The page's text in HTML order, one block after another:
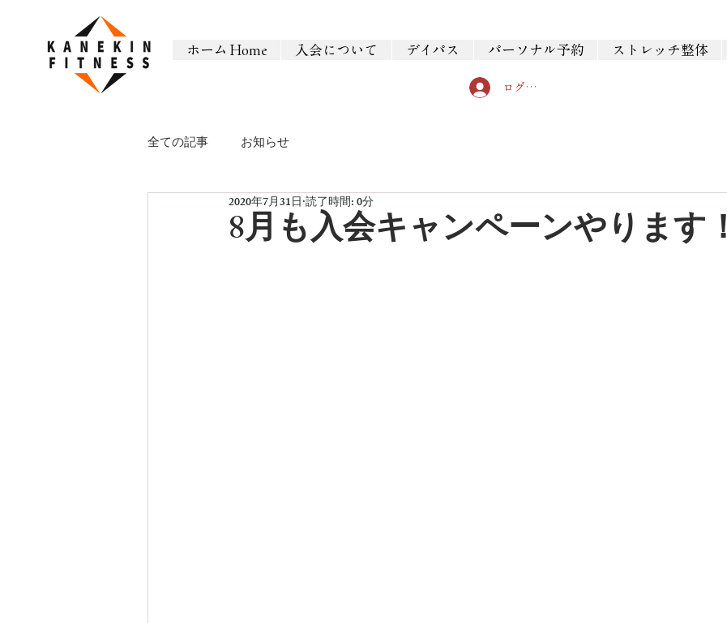
ホーム Home 入会について デイパス パーソナル予約 ストレッチ整体
ログイン
全ての記事 お知らせ
8月も入会キャンペーンやります！
2020年7月31日 読了時間: 0分